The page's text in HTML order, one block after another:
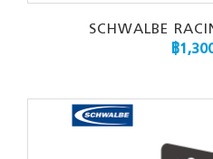
SCHWALBE
฿